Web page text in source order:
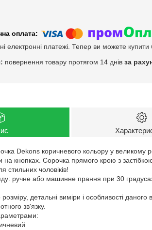
електронні платежі. Тепер ви можете
повернення товару протягом 14 днів за
Dekons коричневого кольору у великому
кнопках. Сорочка прямого крою з застібкою
стильних чоловіків!
ручне або машинне прання при 30
розміру, детальні виміри і особливості
зв'язку.